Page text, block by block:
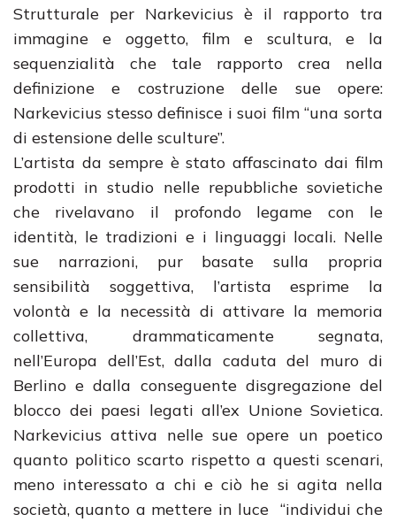
Strutturale per Narkevicius è il rapporto tra
immagine e oggetto, film e scultura, e la
sequenzialità che tale rapporto crea nella
definizione e costruzione delle sue opere:
Narkevicius stesso definisce i suoi film “una sorta
di estensione delle sculture”.
L’artista da sempre è stato affascinato dai film
prodotti in studio nelle repubbliche sovietiche
che rivelavano il profondo legame con le
identità, le tradizioni e i linguaggi locali. Nelle
sue narrazioni, pur basate sulla propria
sensibilità soggettiva, l’artista esprime la
volontà e la necessità di attivare la memoria
collettiva, drammaticamente segnata,
nell’Europa dell’Est, dalla caduta del muro di
Berlino e dalla conseguente disgregazione del
blocco dei paesi legati all’ex Unione Sovietica.
Narkevicius attiva nelle sue opere un poetico
quanto politico scarto rispetto a questi scenari,
meno interessato a chi e ciò he si agita nella
società, quanto a mettere in luce “individui che